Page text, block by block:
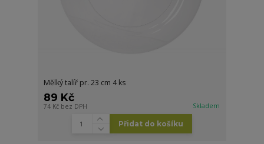
Mělký talíř pr. 23 cm 4 ks
89 Kč
74 Kč bez DPH Skladem
Přidat do košíku